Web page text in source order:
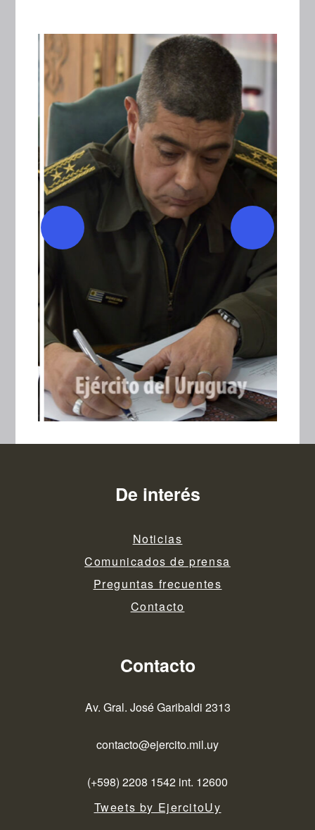
De interés
Noticias
Comunicados de prensa
Preguntas frecuentes
Contacto
Contacto
Av. Gral. José Garibaldi 2313
contacto@ejercito.mil.uy
(+598) 2208 1542 int. 12600
Tweets by EjercitoUy